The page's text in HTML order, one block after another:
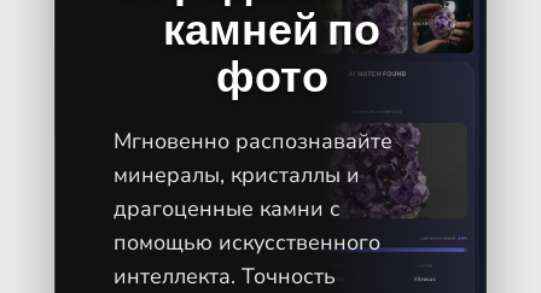
камней по
фото
Мгновенно распознавайте
минералы, кристаллы и
драгоценные камни с
помощью искусственного
интеллекта. Точность